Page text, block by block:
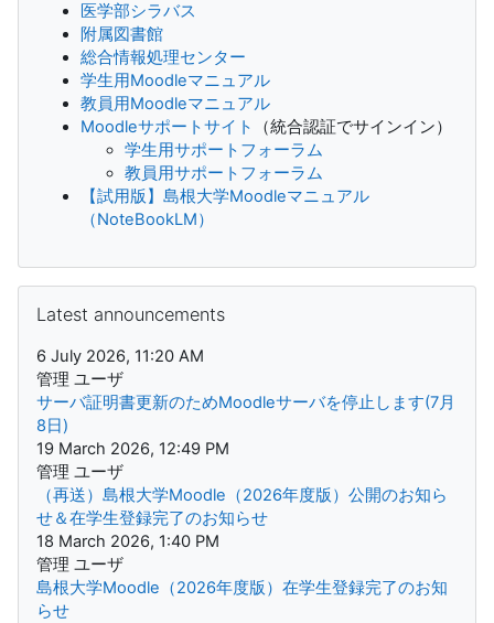
医学部シラバス
附属図書館
総合情報処理センター
学生用Moodleマニュアル
教員用Moodleマニュアル
Moodleサポートサイト
（統合認証でサインイン）
学生用サポートフォーラム
教員用サポートフォーラム
【試用版】島根大学Moodleマニュアル
（NoteBookLM）
Latest announcements
6 July 2026, 11:20 AM
管理 ユーザ
サーバ証明書更新のためMoodleサーバを停止します(7月
8日)
19 March 2026, 12:49 PM
管理 ユーザ
（再送）島根大学Moodle（2026年度版）公開のお知ら
せ＆在学生登録完了のお知らせ
18 March 2026, 1:40 PM
管理 ユーザ
島根大学Moodle（2026年度版）在学生登録完了のお知
らせ